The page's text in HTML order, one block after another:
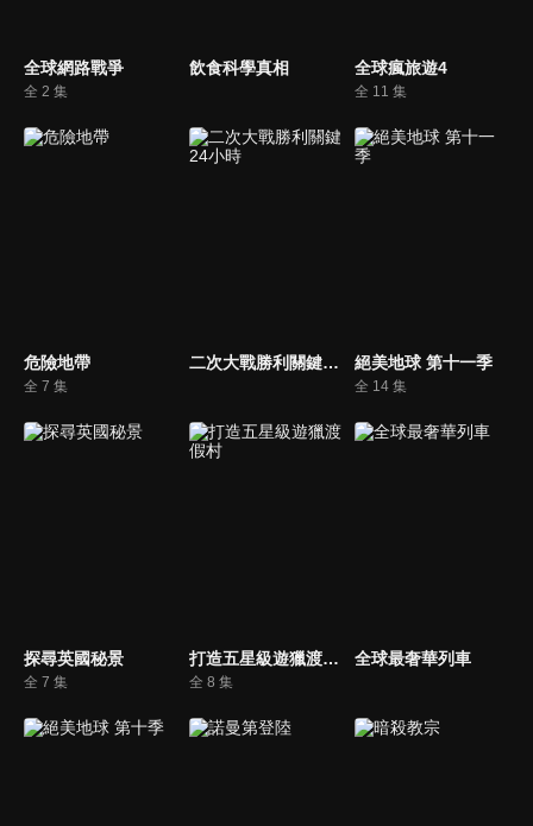
全球網路戰爭
全 2 集
飲食科學真相 全球瘋旅遊4
全 11 集
危險地帶
全 7 集
二次大戰勝利關鍵24小時 絕美地球 第十一季
全 14 集
探尋英國秘景
全 7 集
打造五星級遊獵渡假村
全 8 集
全球最奢華列車